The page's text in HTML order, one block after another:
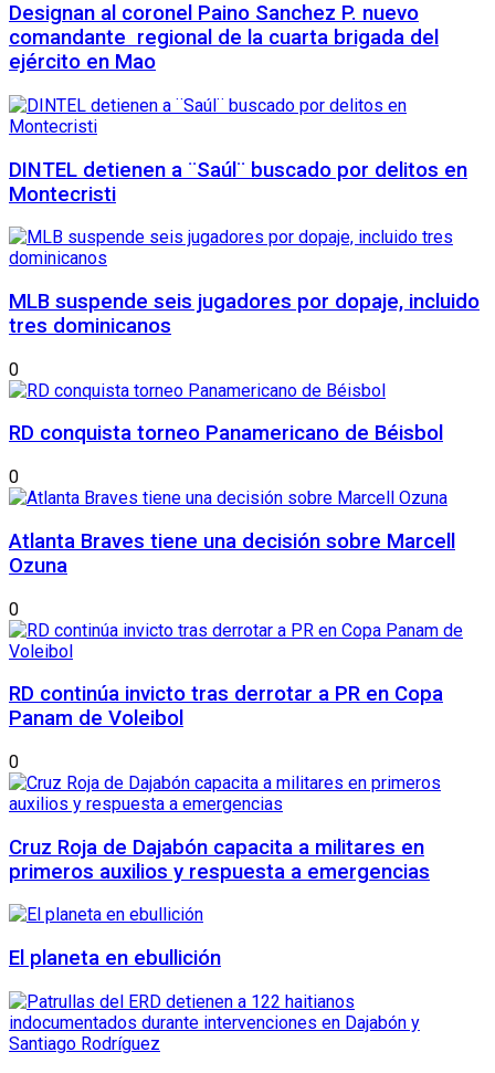
Designan al coronel Paino Sanchez P. nuevo
comandante regional de la cuarta brigada del
ejército en Mao
DINTEL detienen a ¨Saúl¨ buscado por delitos en
Montecristi
MLB suspende seis jugadores por dopaje, incluido
tres dominicanos
0
RD conquista torneo Panamericano de Béisbol
0
Atlanta Braves tiene una decisión sobre Marcell
Ozuna
0
RD continúa invicto tras derrotar a PR en Copa
Panam de Voleibol
0
Cruz Roja de Dajabón capacita a militares en
primeros auxilios y respuesta a emergencias
El planeta en ebullición